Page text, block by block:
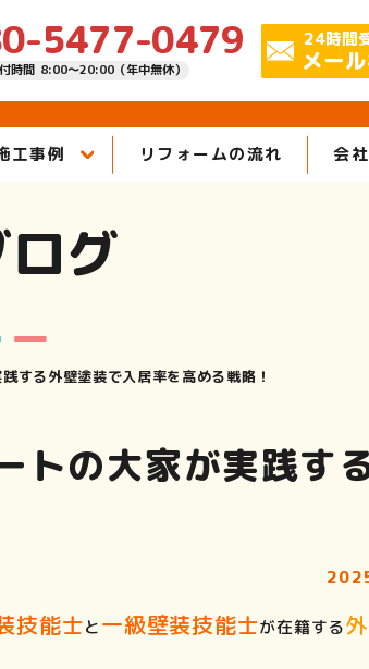
5477-0479
時間 8:00～20:00（年中無休）
24時間
メー
工事例 リフォームの流れ 会
グ
する外壁塗装で入居率を高める戦略！
トの大家が実践す
技能士と一級壁装技能士が在籍する